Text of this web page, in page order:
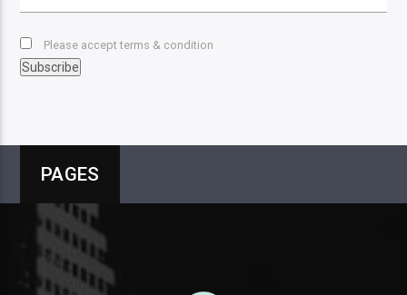
Please accept terms & condition
PAGES